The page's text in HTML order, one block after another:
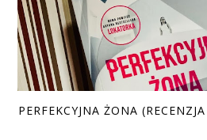
PERFEKCYJNA ŻONA